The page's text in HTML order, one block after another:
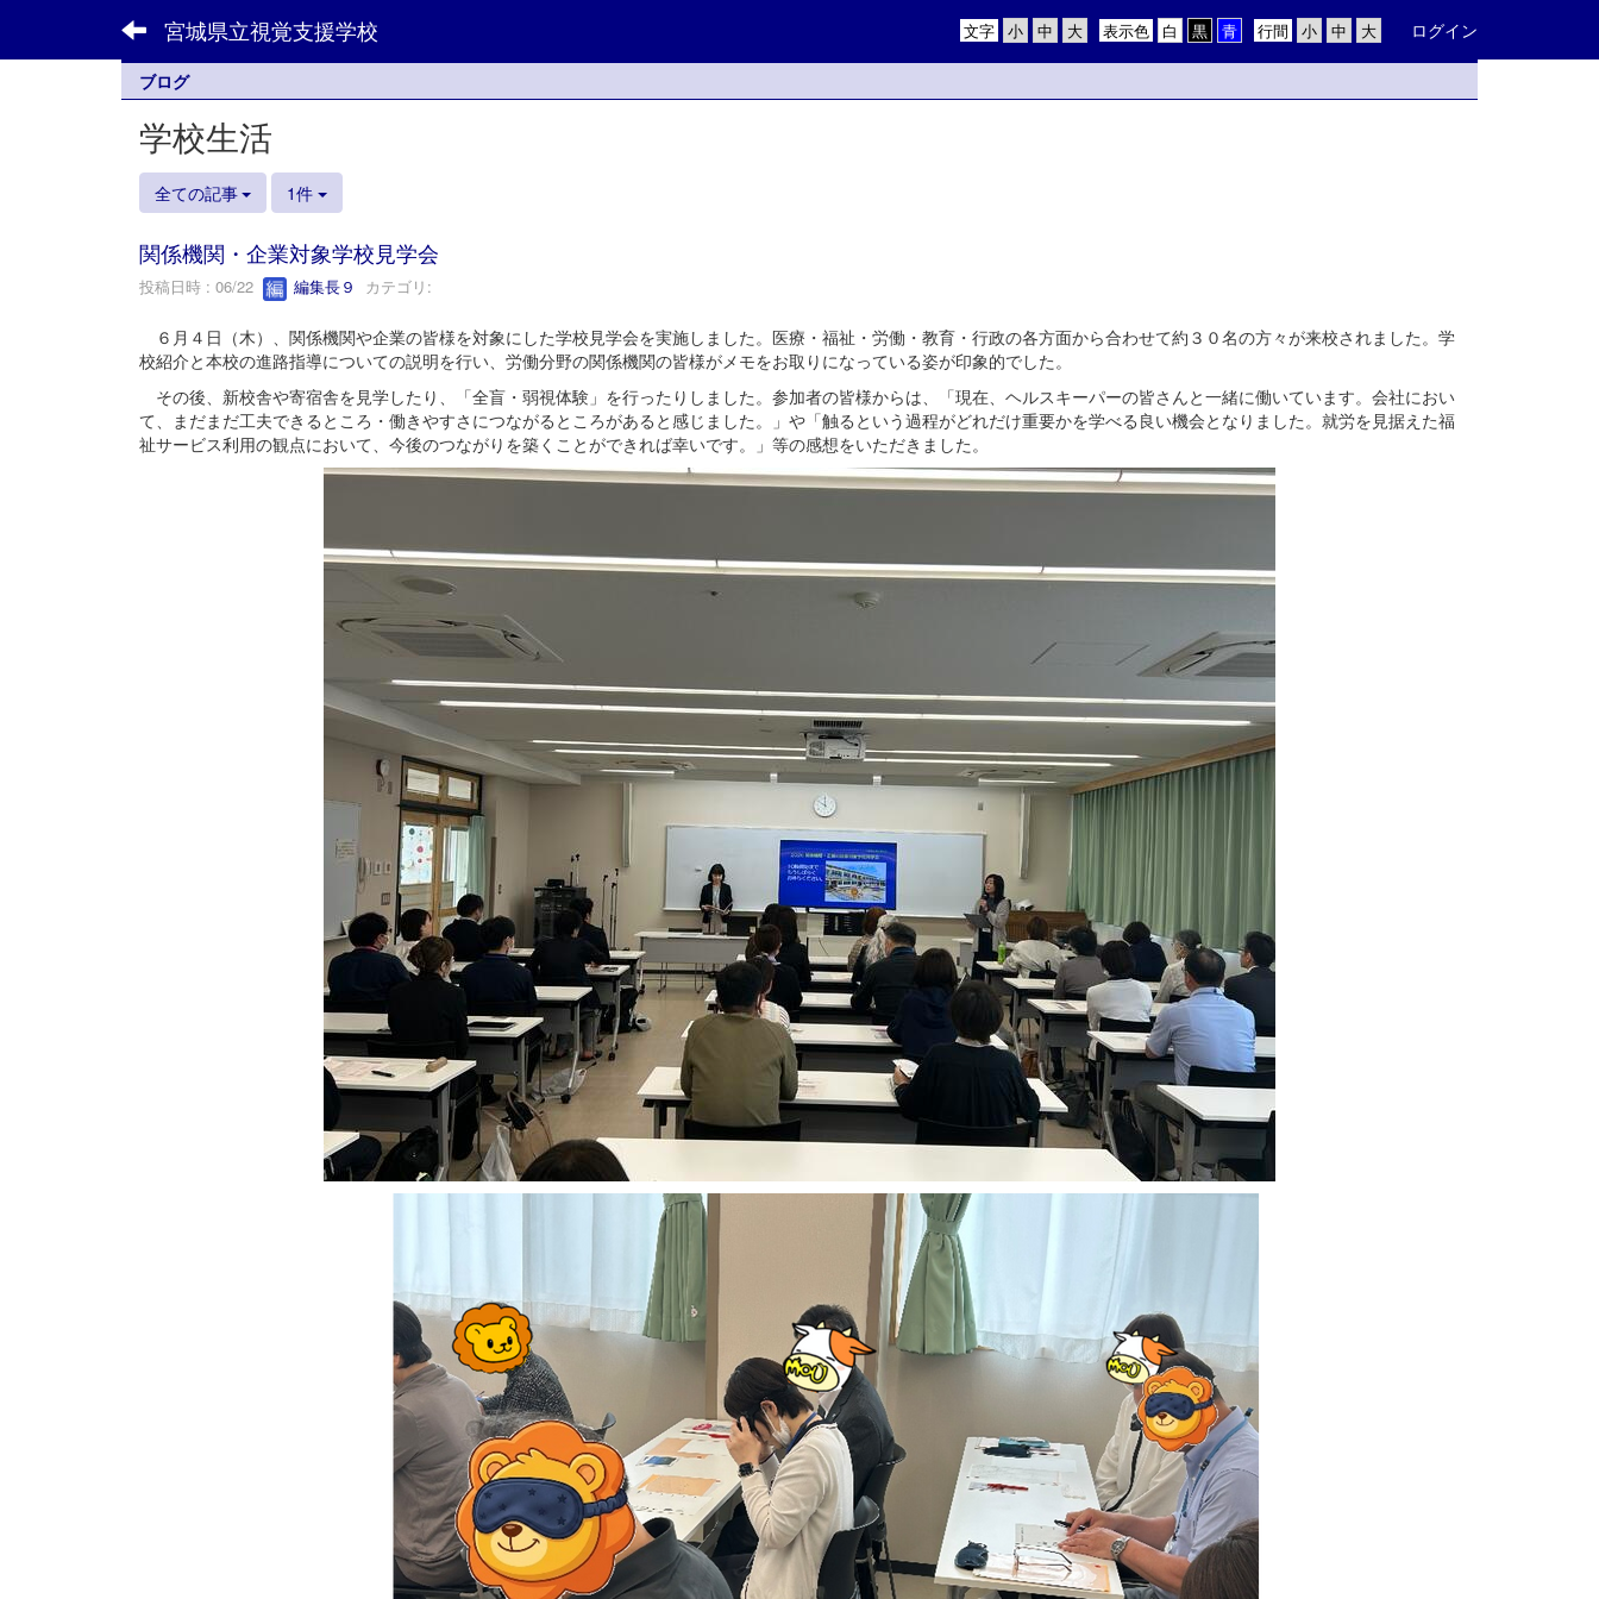
宮城県立視覚支援学校 行間
表示色
文字 ログイン
ブログ
学校生活
全ての記事 1件
関係機関・企業対象学校見学会
投稿日時 : 06/22 編集長９ カテゴリ:
６月４日（木）、関係機関や企業の皆様を対象にした学校見学会を実施しました。医療・福祉・労働・教育・行政の各方面から合わせて約３０名の方々が来校されました。学
校紹介と本校の進路指導についての説明を行い、労働分野の関係機関の皆様がメモをお取りになっている姿が印象的でした。
その後、新校舎や寄宿舎を見学したり、「全盲・弱視体験」を行ったりしました。参加者の皆様からは、「現在、ヘルスキーパーの皆さんと一緒に働いています。会社におい
て、まだまだ工夫できるところ・働きやすさにつながるところがあると感じました。」や「触るという過程がどれだけ重要かを学べる良い機会となりました。就労を見据えた福
祉サービス利用の観点において、今後のつながりを築くことができれば幸いです。」等の感想をいただきました。